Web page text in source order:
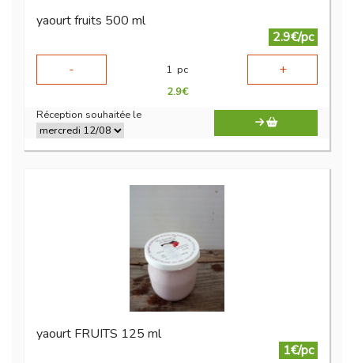
yaourt fruits 500 ml
2.9€/pc
-
1 pc +
2.9€
Réception souhaitée le
yaourt FRUITS 125 ml
1€/pc